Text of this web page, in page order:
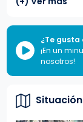
¿Te
¡En un
nosotros!
Situación